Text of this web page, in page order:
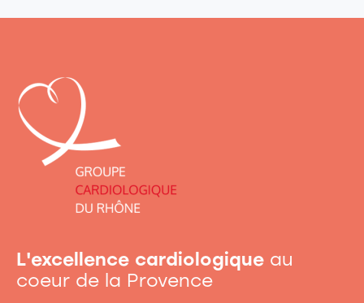
L'excellence cardiologique au
coeur de la Provence